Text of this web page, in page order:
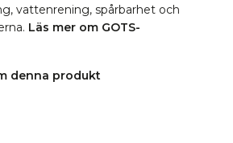
vattenrening, spårbarhet och
Läs mer om GOTS-
denna produkt